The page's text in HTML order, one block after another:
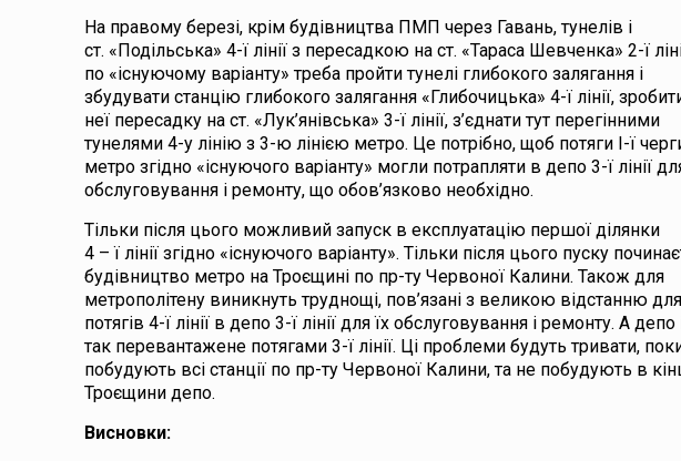
На правому березі, крім будівництва ПМП через Гавань, тунелів і
ст. «Подільська» 4-ї лінії з пересадкою на ст. «Тараса Шевченка» 2-ї
по «існуючому варіанту» треба пройти тунелі глибокого залягання і
збудувати станцію глибокого залягання «Глибочицька» 4-ї лінії,
неї пересадку на ст. «Лук’янівська» 3-ї лінії, з’єднати тут перегінними
тунелями 4-у лінію з 3-ю лінією метро. Це потрібно, щоб потяги І-ї
метро згідно «існуючого варіанту» могли потрапляти в депо 3-ї лінії
обслуговування і ремонту, що обов’язково необхідно.
Тільки після цього можливий запуск в експлуатацію першої ділянки
4 – ї лінії згідно «існуючого варіанту». Тільки після цього пуску
будівництво метро на Троєщині по пр-ту Червоної Калини. Також для
метрополітену виникнуть труднощі, пов’язані з великою відстанню
потягів 4-ї лінії в депо 3-ї лінії для їх обслуговування і ремонту. А депо
так перевантажене потягами 3-ї лінії. Ці проблеми будуть тривати,
побудують всі станції по пр-ту Червоної Калини, та не побудують в
Троєщини депо.
Висновки: